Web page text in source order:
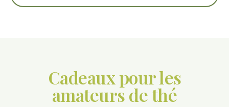
Cadeaux pour les
amateurs de thé